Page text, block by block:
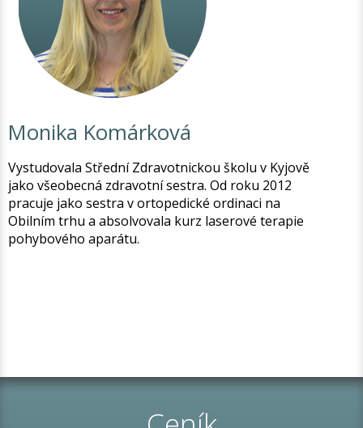
Monika Komárková
Vystudovala Střední Zdravotnickou školu v Kyjově
jako všeobecná zdravotní sestra. Od roku 2012
pracuje jako sestra v ortopedické ordinaci na
Obilním trhu a absolvovala kurz laserové terapie
pohybového aparátu.